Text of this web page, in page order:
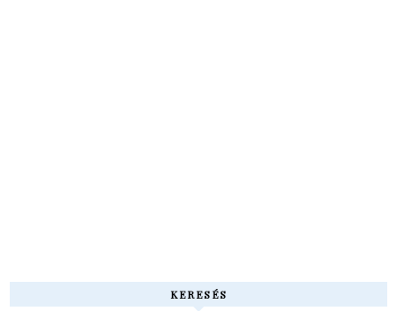
KERESÉS